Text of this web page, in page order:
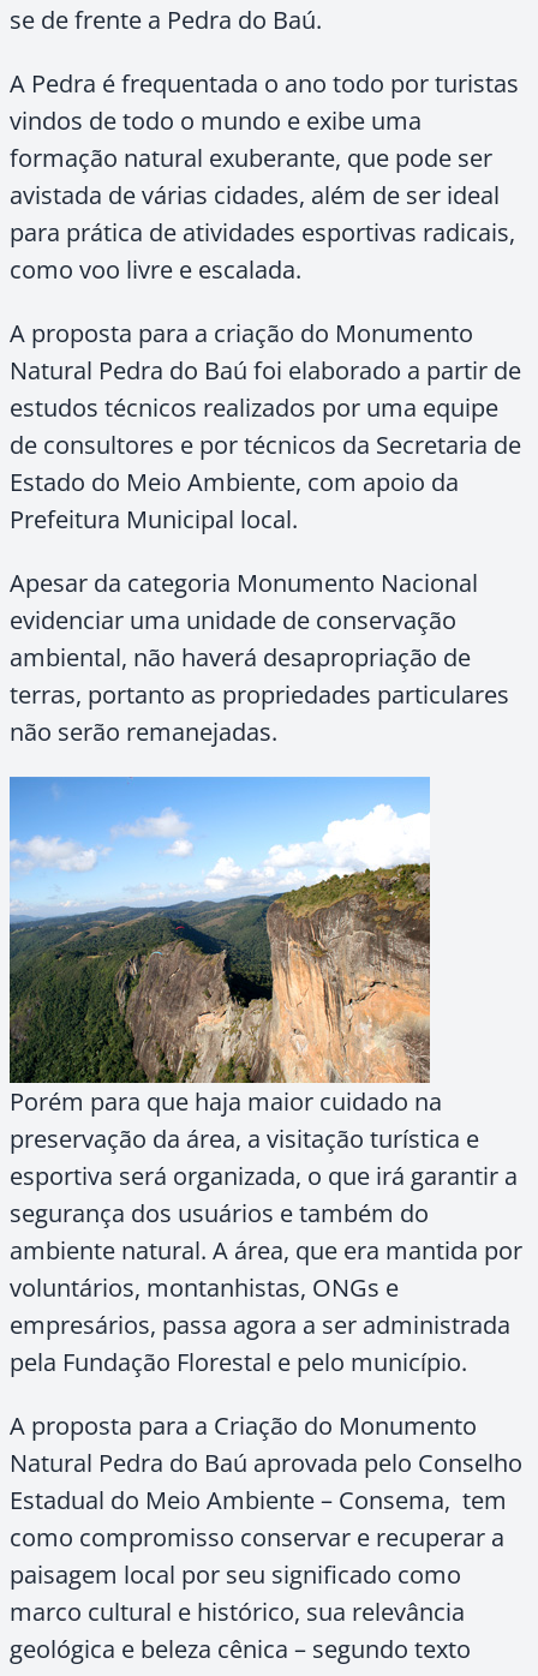
se de frente a Pedra do Baú.
A Pedra é frequentada o ano todo por turistas
vindos de todo o mundo e exibe uma
formação natural exuberante, que pode ser
avistada de várias cidades, além de ser ideal
para prática de atividades esportivas radicais,
como voo livre e escalada.
A proposta para a criação do Monumento
Natural Pedra do Baú foi elaborado a partir de
estudos técnicos realizados por uma equipe
de consultores e por técnicos da Secretaria de
Estado do Meio Ambiente, com apoio da
Prefeitura Municipal local.
Apesar da categoria Monumento Nacional
evidenciar uma unidade de conservação
ambiental, não haverá desapropriação de
terras, portanto as propriedades particulares
não serão remanejadas.
Porém para que haja maior cuidado na
preservação da área, a visitação turística e
esportiva será organizada, o que irá garantir a
segurança dos usuários e também do
ambiente natural. A área, que era mantida por
voluntários, montanhistas, ONGs e
empresários, passa agora a ser administrada
pela Fundação Florestal e pelo município.
A proposta para a Criação do Monumento
Natural Pedra do Baú aprovada pelo Conselho
Estadual do Meio Ambiente – Consema, tem
como compromisso conservar e recuperar a
paisagem local por seu significado como
marco cultural e histórico, sua relevância
geológica e beleza cênica – segundo texto